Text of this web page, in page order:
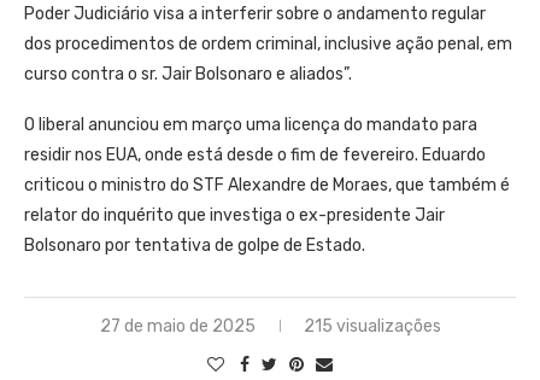
Poder Judiciário visa a interferir sobre o andamento regular
dos procedimentos de ordem criminal, inclusive ação penal, em
curso contra o sr. Jair Bolsonaro e aliados”.
O liberal anunciou em março uma licença do mandato para
residir nos EUA, onde está desde o fim de fevereiro. Eduardo
criticou o ministro do STF Alexandre de Moraes, que também é
relator do inquérito que investiga o ex-presidente Jair
Bolsonaro por tentativa de golpe de Estado.
27 de maio de 2025 215 visualizações